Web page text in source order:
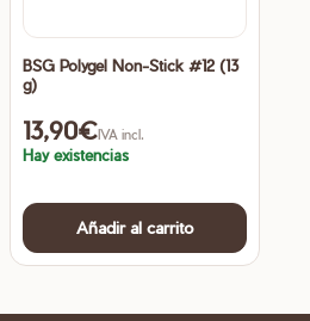
BSG Polygel Non-Stick #12 (13
g)
13,90€IVA incl.
Hay existencias
Añadir al carrito